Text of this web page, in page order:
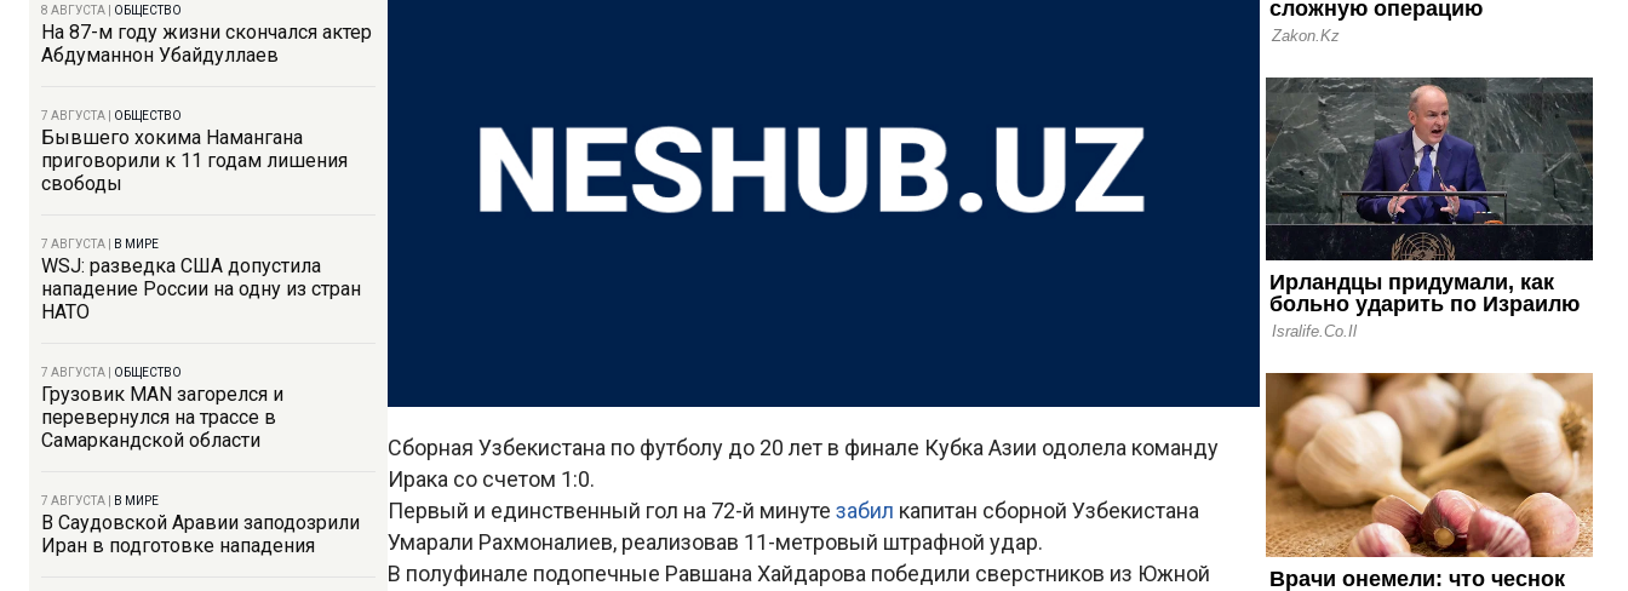
8 АВГУСТА ОБЩЕСТВО
На 87-м году жизни скончался актер
Абдуманнон Убайдуллаев
7 АВГУСТА ОБЩЕСТВО
Бывшего хокима Намангана
приговорили к 11 годам лишения
свободы
7 АВГУСТА В МИРЕ
WSJ: разведка США допустила
нападение России на одну из стран
НАТО
7 АВГУСТА ОБЩЕСТВО
Грузовик MAN загорелся и
перевернулся на трассе в
Самаркандской области
7 АВГУСТА В МИРЕ
В Саудовской Аравии заподозрили
Иран в подготовке нападения
Сборная Узбекистана по футболу до 20 лет в финале Кубка Азии одолела команду
Ирака со счетом 1:0.
Первый и единственный гол на 72-й минуте забил капитан сборной Узбекистана
Умарали Рахмоналиев, реализовав 11-метровый штрафной удар.
В полуфинале подопечные Равшана Хайдарова победили сверстников из Южной